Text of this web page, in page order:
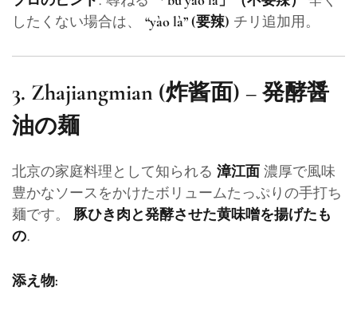
したくない場合は、 “yào là” (要辣) チリ追加用。
3. Zhajiangmian (炸酱面) – 発酵醤
油の麺
北京の家庭料理として知られる 漳江面 濃厚で風味
豊かなソースをかけたボリュームたっぷりの手打ち
麺です。
豚ひき肉と発酵させた黄味噌を揚げたも
の.
添え物: